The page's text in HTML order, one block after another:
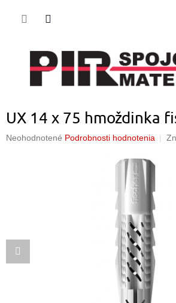
UX 14 x 75 hmoždinka
Priemerné
Neohodnotené Podrobnosti hodnotenia